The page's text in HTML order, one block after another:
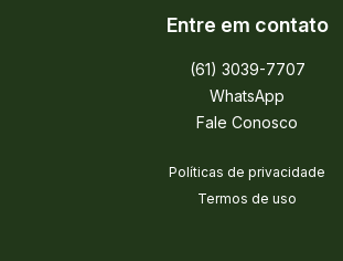
Entre em contato
(61) 3039-7707
WhatsApp
Fale Conosco
Políticas de privacidade
Termos de uso